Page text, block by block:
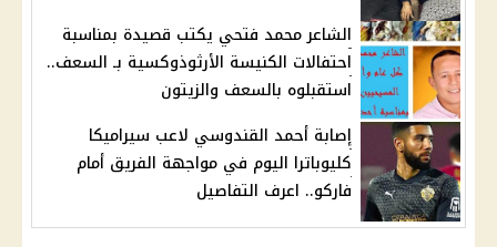
الشاعر محمد فتحي يكتب قصيدة بمناسبة
احتفالات الكنيسة الأرثوذوكسية بـ السعف..
استقبلوه بالسعف والزيتون
إصابة أحمد القندوسي لاعب سيراميكا
كليوباترا اليوم في مواجهة الفريق أمام
فاركو.. اعرف التفاصيل